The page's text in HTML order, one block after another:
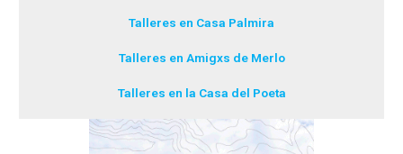
Talleres en Casa Palmira
Talleres en Amigxs de Merlo
Talleres en la Casa del Poeta